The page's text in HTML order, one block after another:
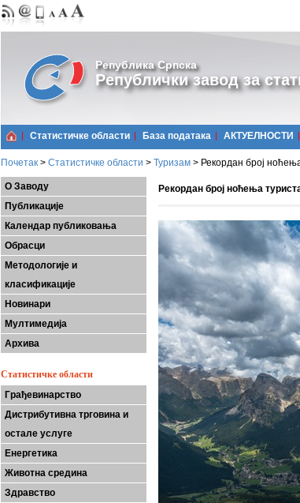
Република Српска
Републички завод за
Статистичке области Базa података АКТУЕЛНОСТИ
Почетак > Статистичке области > Туризам > Рекордан број
О Заводу
Публикације
Календар публиковања
Обрасци
Методологије и
класификације
Новинари
Мултимедија
Архива
Статистичке области
Грађевинарство
Дистрибутивна трговина и
остале услуге
Енергетика
Животна средина
Здравство
Рекордан број ноћења